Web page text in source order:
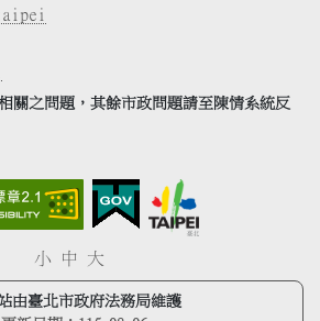
關之問題，其餘市政問題請至陳情系統反
小 中 大
由臺北市政府法務局維護